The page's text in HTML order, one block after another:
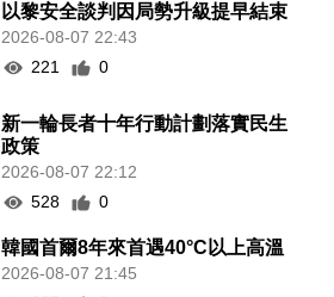
以黎安全談判因局勢升級提早結束
2026-08-07 22:43
221
0
新一輪長者十年行動計劃落實民生
政策
2026-08-07 22:12
528
0
韓國首爾8年來首遇40°C以上高溫
2026-08-07 21:45